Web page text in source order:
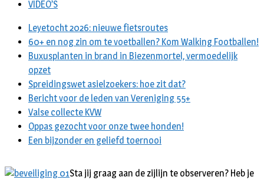
VIDEO’S
Leyetocht 2026: nieuwe fietsroutes
60+ en nog zin om te voetballen? Kom Walking Footballen!
Buxusplanten in brand in Biezenmortel, vermoedelijk
opzet
Spreidingswet asielzoekers: hoe zit dat?
Bericht voor de leden van Vereniging 55+
Valse collecte KVW
Oppas gezocht voor onze twee honden!
Een bijzonder en geliefd toernooi
Sta jij graag aan de zijlijn te observeren? Heb je